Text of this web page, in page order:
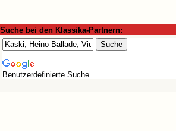
Suche bei den Klassika-Partnern:
Benutzerdefinierte Suche